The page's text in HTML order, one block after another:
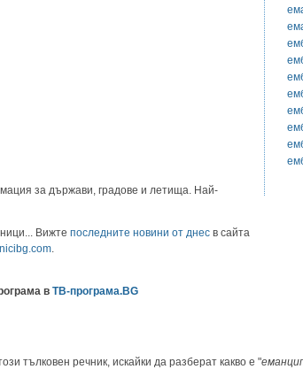
за държави, градове и летища. Най-
Вижте последните новини от днес в сайта
в ТВ-програма.BG
тълковен речник, искайки да разберат какво е "